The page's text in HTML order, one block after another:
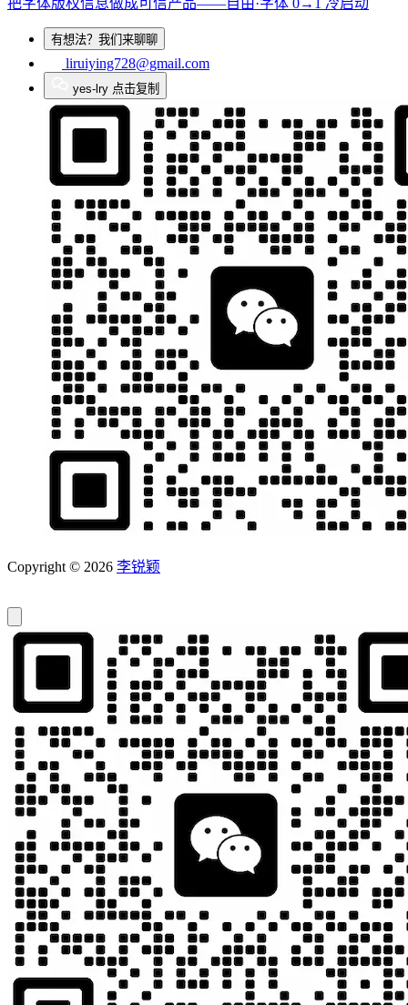
有想法？我们来聊聊
liruiying728@gmail.com
yes-lry 点击复制
Copyright © 2026 李锐颖